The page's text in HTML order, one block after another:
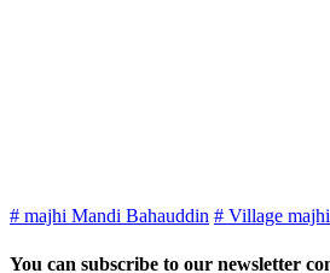
# majhi Mandi Bahauddin # Village majhi
You can subscribe to our newsletter